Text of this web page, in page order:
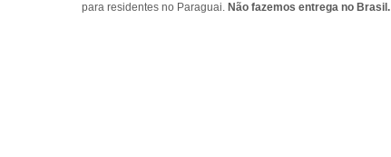
para residentes no Paraguai. Não fazemos entrega no Brasil.